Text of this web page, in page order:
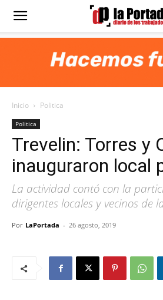
Diario
Portada
Inicio Politica
Politica
Trevelin: Torres y
inauguraron local
La actividad contó con la
dirigentes locales y vecinos de
Por LaPortada - 26 agosto, 2019